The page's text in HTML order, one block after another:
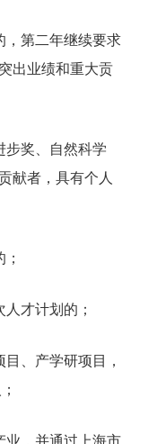
第二年继续要求
出业绩和重大贡
奖、自然科学
献者，具有个人
才计划的；
、产学研项目，
，并通过上海市